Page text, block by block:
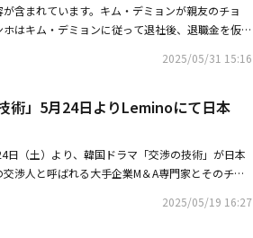
さん」脚本：イ・スンヨン原題：협상의 기술 /
/ 2025年3月8日～韓国JTBC放送（C）SLL Joon
機に陥ったサンイングループ。その再建を託さ
段で行く手を阻もうとする。だが、ジュノの帰国
を懸けたM＆Aという名の戦いが今、幕を開け
含まれています。キム・デミョンが親友のチョ
はキム・デミョンに従って退社後、退職金を仮想
（チョン・ギョンホ）が労務士になった理由が明
。チョン・ミンがムジンに勤労所得が投資所得を
は彼を信頼し、退社後に退職金を全て仮想通貨に
ョン・ミンは仮想通貨で投資金を全て失い、結局
泣。彼の家族はノ・ムジンがチョン・ミンと疎遠
全て失った状態だった。チョン・ミンの葬儀で再
提案。ノ・ムジンが法大出身である以上、労務士
2025/05/31 15:16
術」5月24日よりLeminoにて日本
（土）より、韓国ドラマ「交渉の技術」が日本
渉人と呼ばれる大手企業M＆A専門家とそのチー
超話題作「復讐代行人～模範タクシー～」「シグ
2025/05/19 16:27